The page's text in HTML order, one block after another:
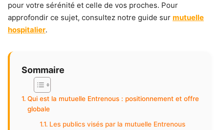
pour votre sérénité et celle de vos proches. Pour
approfondir ce sujet, consultez notre guide sur mutuelle
hospitalier.
Sommaire
Qui est la mutuelle Entrenous : positionnement et offre
globale
Les publics visés par la mutuelle Entrenous